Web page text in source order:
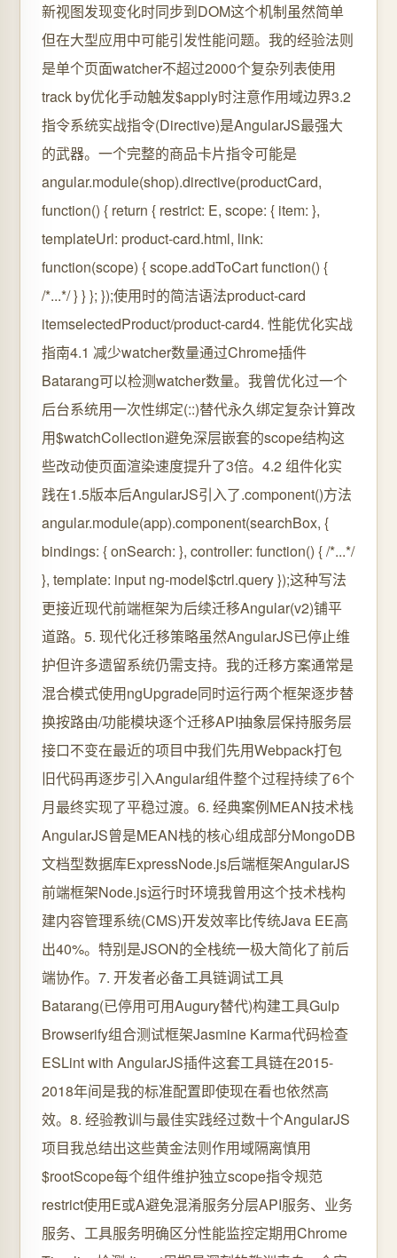
新视图发现变化时同步到DOM这个机制虽然简单
但在大型应用中可能引发性能问题。我的经验法则
是单个页面watcher不超过2000个复杂列表使用
track by优化手动触发$apply时注意作用域边界3.2
指令系统实战指令(Directive)是AngularJS最强大
的武器。一个完整的商品卡片指令可能是
angular.module(shop).directive(productCard,
function() { return { restrict: E, scope: { item: },
templateUrl: product-card.html, link:
function(scope) { scope.addToCart function() {
/*...*/ } } }; });使用时的简洁语法product-card
itemselectedProduct/product-card4. 性能优化实战
指南4.1 减少watcher数量通过Chrome插件
Batarang可以检测watcher数量。我曾优化过一个
后台系统用一次性绑定(::)替代永久绑定复杂计算改
用$watchCollection避免深层嵌套的scope结构这
些改动使页面渲染速度提升了3倍。4.2 组件化实
践在1.5版本后AngularJS引入了.component()方法
angular.module(app).component(searchBox, {
bindings: { onSearch: }, controller: function() { /*...*/
}, template: input ng-model$ctrl.query });这种写法
更接近现代前端框架为后续迁移Angular(v2)铺平
道路。5. 现代化迁移策略虽然AngularJS已停止维
护但许多遗留系统仍需支持。我的迁移方案通常是
混合模式使用ngUpgrade同时运行两个框架逐步替
换按路由/功能模块逐个迁移API抽象层保持服务层
接口不变在最近的项目中我们先用Webpack打包
旧代码再逐步引入Angular组件整个过程持续了6个
月最终实现了平稳过渡。6. 经典案例MEAN技术栈
AngularJS曾是MEAN栈的核心组成部分MongoDB
文档型数据库ExpressNode.js后端框架AngularJS
前端框架Node.js运行时环境我曾用这个技术栈构
建内容管理系统(CMS)开发效率比传统Java EE高
出40%。特别是JSON的全栈统一极大简化了前后
端协作。7. 开发者必备工具链调试工具
Batarang(已停用可用Augury替代)构建工具Gulp
Browserify组合测试框架Jasmine Karma代码检查
ESLint with AngularJS插件这套工具链在2015-
2018年间是我的标准配置即使现在看也依然高
效。8. 经验教训与最佳实践经过数十个AngularJS
项目我总结出这些黄金法则作用域隔离慎用
$rootScope每个组件维护独立scope指令规范
restrict使用E或A避免混淆服务分层API服务、业务
服务、工具服务明确区分性能监控定期用Chrome